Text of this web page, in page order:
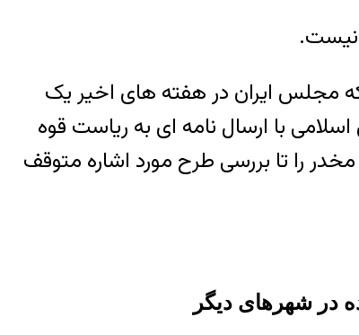
نیست.
مجلس ایران در هفته های اخیر یک
با ارسال نامه ای به ریاست قوه
مرتبط با جرایم مواد مخدر را تا بررسی طرح مورد اشاره متوقف